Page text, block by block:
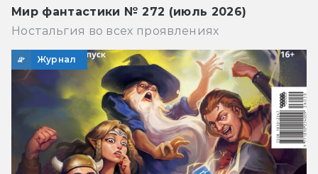
Мир фантастики № 272 (июль 2026)
Ностальгия во всех проявлениях
Журнал